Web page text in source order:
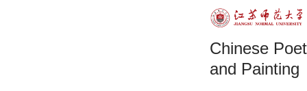
Chinese
and Painting